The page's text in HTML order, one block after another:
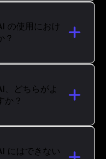
の使用におけ
？
どちらがよ
か？
にはできない